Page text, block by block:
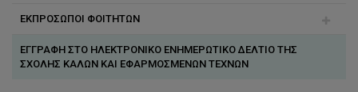
Αγγέλα Μιχαηλίδου
ΕΚΠΡΟΣΩΠΟΙ ΦΟΙΤΗΤΩΝ
Κωσταντίνος Καρσεράς
ΕΓΓΡΑΦΗ ΣΤΟ ΗΛΕΚΤΡΟΝΙΚΟ ΕΝΗΜΕΡΩΤΙΚΟ ΔΕΛΤΙΟ ΤΗΣ
ΣΧΟΛΗΣ ΚΑΛΩΝ ΚΑΙ ΕΦΑΡΜΟΣΜΕΝΩΝ ΤΕΧΝΩΝ